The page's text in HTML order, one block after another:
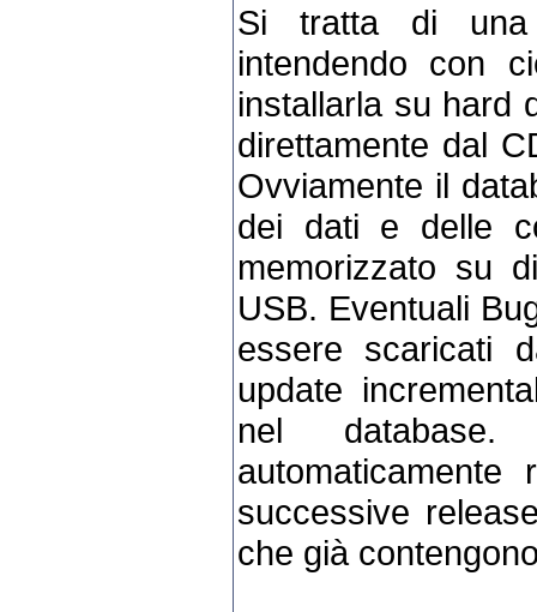
Si tratta di una
intendendo con
installarla su hard
direttamente dal
Ovviamente il
dei dati e delle
memorizzato su
USB. Eventuali
essere scaricati
update
nel
successive
che già